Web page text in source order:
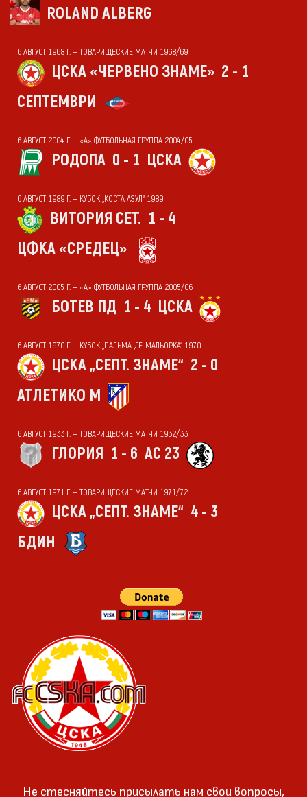
ROLAND ALBERG
6 АВГУСТ 1968 Г. — ТОВАРИЩЕСКИЕ МАТЧИ 1968/69
ЦСКА «ЧЕРВЕНО ЗНАМЕ» 2 - 1
СЕПТЕМВРИ
6 АВГУСТ 2004 Г. — «А» ФУТБОЛЬНАЯ ГРУППА 2004/05
РОДОПА 0 - 1 ЦСКА
6 АВГУСТ 1989 Г. — КУБОК „КОСТА АЗУЛ“ 1989
ВИТОРИЯ СЕТ. 1 - 4
ЦФКА «СРЕДЕЦ»
6 АВГУСТ 2005 Г. — «А» ФУТБОЛЬНАЯ ГРУППА 2005/06
БОТЕВ ПД 1 - 4 ЦСКА
6 АВГУСТ 1970 Г. — КУБОК „ПАЛЬМА-ДЕ-МАЛЬОРКА“ 1970
ЦСКА „СЕПТ. ЗНАМЕ“ 2 - 0
АТЛЕТИКО М
6 АВГУСТ 1933 Г. — ТОВАРИЩЕСКИЕ МАТЧИ 1932/33
ГЛОРИЯ 1 - 6 АС 23
6 АВГУСТ 1971 Г. — ТОВАРИЩЕСКИЕ МАТЧИ 1971/72
ЦСКА „СЕПТ. ЗНАМЕ“ 4 - 3
БДИН
Не стесняйтесь присылать нам свои вопросы,